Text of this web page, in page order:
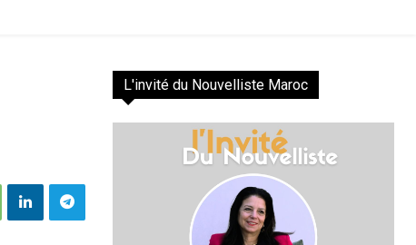
L'invité du Nouvelliste Maroc